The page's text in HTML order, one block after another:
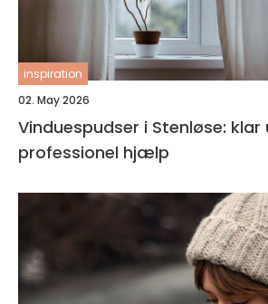
inspiration
02. May 2026
Vinduespudser i Stenløse:
professionel hjælp